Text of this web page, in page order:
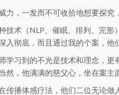
力，一发而不可收拾地想要探究
技术（NLP、催眠、排列、完
入彻底，而且通过我的个案，
学习到的不光是技术和理念，
然，他满满的慈父心，坐在案主
传播体感疗法，他们二位无论